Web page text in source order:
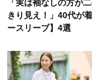
慣
中
幸
「実は袖なしの方が
きり見え！」40代が
ースリーブ】4選